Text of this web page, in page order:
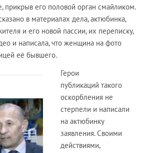
прикрыв его половой орган смайликом.
в материалах дела, актюбинка,
и его новой пассии, их переписку,
и написала, что женщина на фото
её бывшего.
Герои
публикаций такого
оскорбления не
стерпели и написали
на актюбинку
заявления. Своими
действиями,